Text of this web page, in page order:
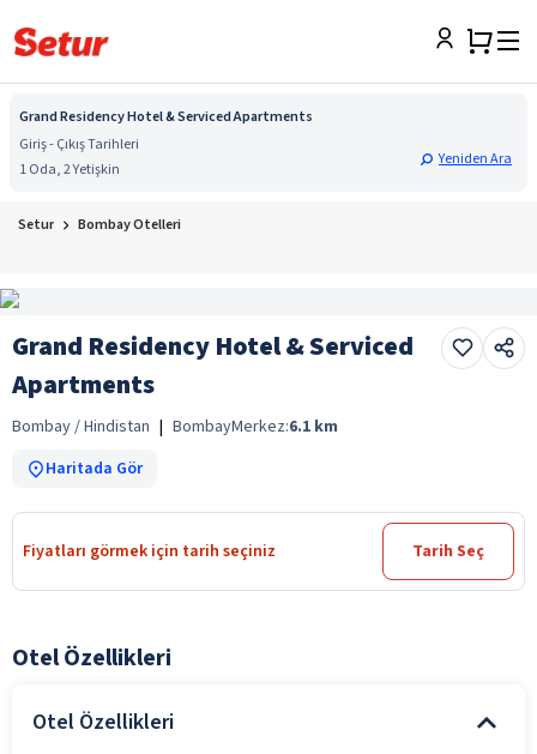
Grand Residency Hotel & Serviced Apartments
Giriş - Çıkış Tarihleri
1 Oda, 2 Yetişkin
Yeniden Ara
Setur Bombay Otelleri
Grand Residency Hotel & Serviced
Apartments
Bombay / Hindistan | BombayMerkez:6.1 km
Haritada Gör
Fiyatları görmek için tarih seçiniz Tarih Seç
Otel Özellikleri
Otel Özellikleri